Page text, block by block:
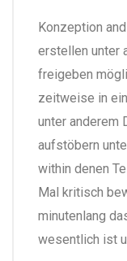
Konzeption
erstellen unter
freigeben
zeitweise in
unter anderem
aufstöbern
within denen
Mal kritisch
minutenlang
wesentlich ist